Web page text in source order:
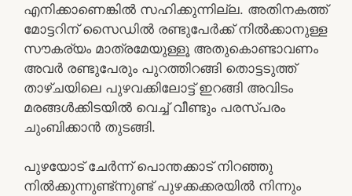
എനിക്കാണെങ്കിൽ സഹിക്കുന്നില്ല. അതിനകത്ത്
മോട്ടറിന് സൈഡിൽ രണ്ടുപേർക്ക് നിൽക്കാനുള്ള
സൗകര്യം മാത്രമേയുള്ളൂ അതുകൊണ്ടാവണം
അവർ രണ്ടുപേരും പുറത്തിറങ്ങി തൊട്ടടുത്ത്
താഴ്ചയിലെ പുഴവക്കിലോട്ട് ഇറങ്ങി അവിടം
മരങ്ങൾക്കിടയിൽ വെച്ച് വീണ്ടും പരസ്പരം
ചുംബിക്കാൻ തുടങ്ങി.
പുഴയോട് ചേർന്ന് പൊന്തക്കാട് നിറഞ്ഞു
നിൽക്കുന്നുണ്ട്ന്നുണ്ട് പുഴക്കക്കരയിൽ നിന്നും